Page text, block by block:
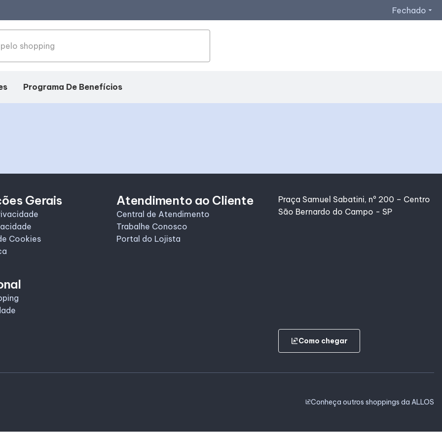
Fechado arrow_drop_down
Programa De Benefícios
Gerais
Cookies
Atendimento ao Cliente
Central de Atendimento
Trabalhe Conosco
Portal do Lojista
Praça Samuel Sabatini, nº 200 – Centro
São Bernardo do Campo - SP
ungroupComo chegar
ungroupConheça outros shoppings da ALLOS